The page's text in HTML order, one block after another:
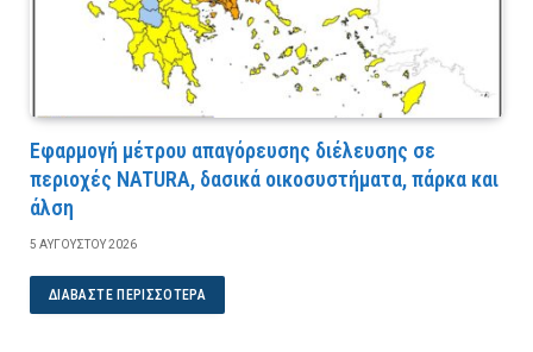
Εφαρμογή μέτρου απαγόρευσης διέλευσης σε
περιοχές NATURA, δασικά οικοσυστήματα, πάρκα και
άλση
5 ΑΥΓΟΎΣΤΟΥ 2026
ΔΙΑΒΆΣΤΕ ΠΕΡΙΣΣΌΤΕΡΑ